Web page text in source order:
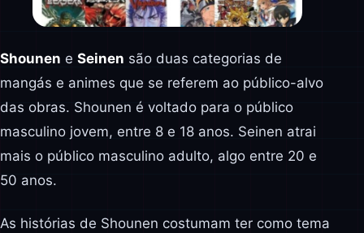
Shounen e Seinen são duas categorias de
mangás e animes que se referem ao público-alvo
das obras. Shounen é voltado para o público
masculino jovem, entre 8 e 18 anos. Seinen atrai
mais o público masculino adulto, algo entre 20 e
50 anos.
As histórias de Shounen costumam ter como tema